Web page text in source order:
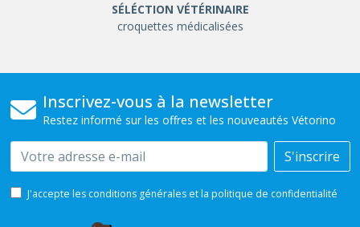
SÉLÉCTION VÉTÉRINAIRE
croquettes médicalisées
Inscrivez-vous à la newsletter
Restez informé sur les offres et les nouveautés Vétorino
Email S'inscrire
J'accepte les conditions générales et la politique de confidentialité